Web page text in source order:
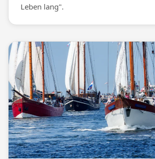
Leben lang".